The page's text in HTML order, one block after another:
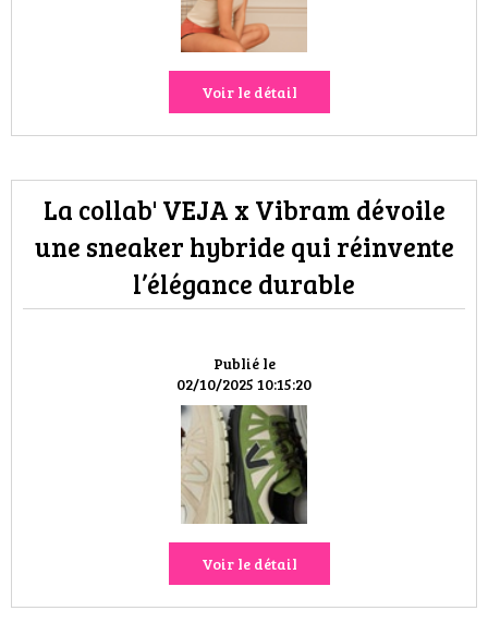
Voir le détail
Publié le
02/10/2025 10:15:20
La collab' VEJA x Vibram dévoile
une sneaker hybride qui réinvente
l’élégance durable
Voir le détail